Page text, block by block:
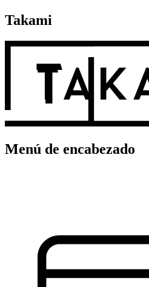
Takami
Menú de encabezado